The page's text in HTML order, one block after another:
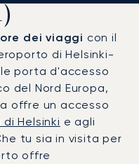
dei viaggi con il
di Helsinki-
porta d'accesso
del Nord Europa,
offre un accesso
Helsinki e agli
tu sia in visita per
offre